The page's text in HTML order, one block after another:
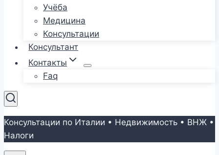
Учёба
Медицина
Консультации
Консультант
Контакты
Faq
Консультации по Италии • Недвижимость • ВНЖ •
Налоги